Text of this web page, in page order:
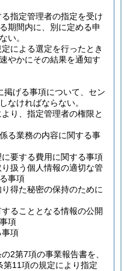
指定管理者の指定を受け
期間内に、別に定める申
い。
による選定を行ったとき
やかにその結果を通知す
掲げる事項について、セン
なければならない。
り、指定管理者の権限と
る業務の内容に関する事
要する費用に関する事項
扱う個人情報の適切な管
事項
得た秘密の保持のために
ることとなる情報の公開
項
事項
2第7項の事業報告書を、
第11項の規定により指定